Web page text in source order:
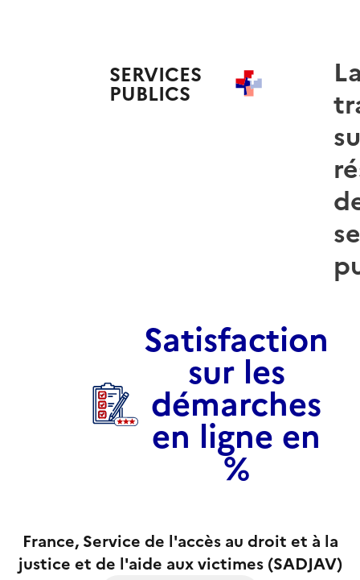
SERVICES
PUBLICS
Satisfaction
sur les
démarches
en ligne en
%
France, Service de l'accès au droit et à la
justice et de l'aide aux victimes (SADJAV)